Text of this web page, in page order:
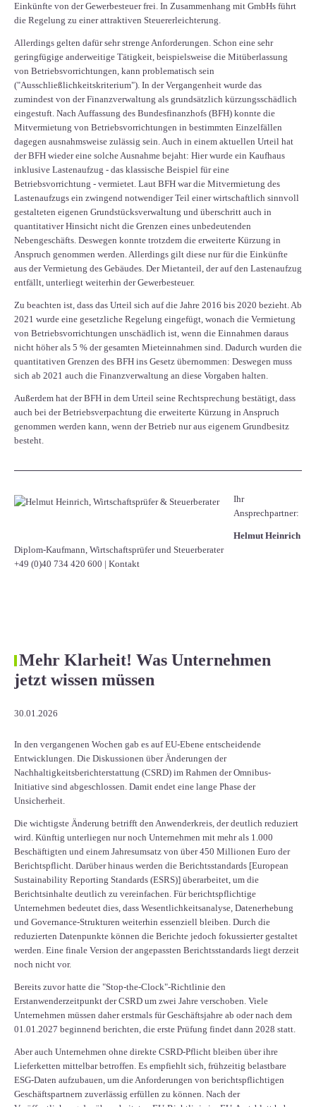
Einkünfte von der Gewerbesteuer frei. In Zusammenhang mit GmbHs führt
die Regelung zu einer attraktiven Steuererleichterung.
Allerdings gelten dafür sehr strenge Anforderungen. Schon eine sehr
geringfügige anderweitige Tätigkeit, beispielsweise die Mitüberlassung
von Betriebsvorrichtungen, kann problematisch sein
("Ausschließlichkeitskriterium"). In der Vergangenheit wurde das
zumindest von der Finanzverwaltung als grundsätzlich kürzungsschädlich
eingestuft. Nach Auffassung des Bundesfinanzhofs (BFH) konnte die
Mitvermietung von Betriebsvorrichtungen in bestimmten Einzelfällen
dagegen ausnahmsweise zulässig sein. Auch in einem aktuellen Urteil hat
der BFH wieder eine solche Ausnahme bejaht: Hier wurde ein Kaufhaus
inklusive Lastenaufzug - das klassische Beispiel für eine
Betriebsvorrichtung - vermietet. Laut BFH war die Mitvermietung des
Lastenaufzugs ein zwingend notwendiger Teil einer wirtschaftlich sinnvoll
gestalteten eigenen Grundstücksverwaltung und überschritt auch in
quantitativer Hinsicht nicht die Grenzen eines unbedeutenden
Nebengeschäfts. Deswegen konnte trotzdem die erweiterte Kürzung in
Anspruch genommen werden. Allerdings gilt diese nur für die Einkünfte
aus der Vermietung des Gebäudes. Der Mietanteil, der auf den Lastenaufzug
entfällt, unterliegt weiterhin der Gewerbesteuer.
Zu beachten ist, dass das Urteil sich auf die Jahre 2016 bis 2020 bezieht. Ab
2021 wurde eine gesetzliche Regelung eingefügt, wonach die Vermietung
von Betriebsvorrichtungen unschädlich ist, wenn die Einnahmen daraus
nicht höher als 5 % der gesamten Mieteinnahmen sind. Dadurch wurden die
quantitativen Grenzen des BFH ins Gesetz übernommen: Deswegen muss
sich ab 2021 auch die Finanzverwaltung an diese Vorgaben halten.
Außerdem hat der BFH in dem Urteil seine Rechtsprechung bestätigt, dass
auch bei der Betriebsverpachtung die erweiterte Kürzung in Anspruch
genommen werden kann, wenn der Betrieb nur aus eigenem Grundbesitz
besteht.
Ihr
Ansprechpartner:
Helmut Heinrich
Diplom-Kaufmann, Wirtschaftsprüfer ​und Steuerberater
+49 (0)40 734 420 600 | Kontakt
Mehr Klarheit! Was Unternehmen
jetzt wissen müssen
30.01.2026
In den vergangenen Wochen gab es auf EU-Ebene entscheidende
Entwicklungen. Die Diskussionen über Änderungen der
Nachhaltigkeitsberichterstattung (CSRD) im Rahmen der Omnibus-
Initiative sind abgeschlossen. Damit endet eine lange Phase der
Unsicherheit.
Die wichtigste Änderung betrifft den Anwenderkreis, der deutlich reduziert
wird. Künftig unterliegen nur noch Unternehmen mit mehr als 1.000
Beschäftigten und einem Jahresumsatz von über 450 Millionen Euro der
Berichtspflicht. Darüber hinaus werden die Berichtsstandards [European
Sustainability Reporting Standards (ESRS)] überarbeitet, um die
Berichtsinhalte deutlich zu vereinfachen. Für berichtspflichtige
Unternehmen bedeutet dies, dass Wesentlichkeitsanalyse, Datenerhebung
und Governance-Strukturen weiterhin essenziell bleiben. Durch die
reduzierten Datenpunkte können die Berichte jedoch fokussierter gestaltet
werden. Eine finale Version der angepassten Berichtsstandards liegt derzeit
noch nicht vor.
Bereits zuvor hatte die "Stop-the-Clock"-Richtlinie den
Erstanwenderzeitpunkt der CSRD um zwei Jahre verschoben. Viele
Unternehmen müssen daher erstmals für Geschäftsjahre ab oder nach dem
01.01.2027 beginnend berichten, die erste Prüfung findet dann 2028 statt.
Aber auch Unternehmen ohne direkte CSRD-Pflicht bleiben über ihre
Lieferketten mittelbar betroffen. Es empfiehlt sich, frühzeitig belastbare
ESG-Daten aufzubauen, um die Anforderungen von berichtspflichtigen
Geschäftspartnern zuverlässig erfüllen zu können. Nach der